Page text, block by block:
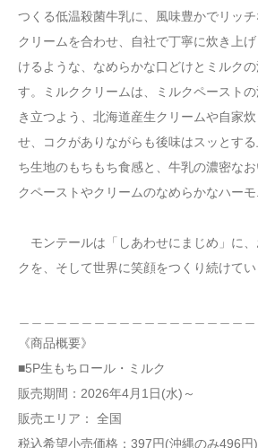
つくる低温殺菌牛乳に、風味豊かでリッ
クリームを合わせ、自社で丁寧に炊き上
けるような、なめらかな口どけとミルク
す。ミルククリームは、ミルクペーストの
き立つよう、北海道産生クリームや自家
せ、コクがありながらも後味はスッとす
ち生地のもちもち食感と、牛乳の濃密な
クペーストやクリームのなめらかなハーモ
モンテールは「しあわせにまじめ」に
クを、そして世界に笑顔をつくり続けてい
《商品概要》
■5P生もちロール・ミルク
販売期間：2026年4月1日(水)～
販売エリア： 全国
税込希望小売価格：397円(沖縄のみ496円)